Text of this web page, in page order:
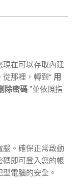
在可以存取內建
那裡，轉到“ 用
除密碼 ”並依照指
。確保正常啟動
碼即可登入您的帳
電腦的安全。